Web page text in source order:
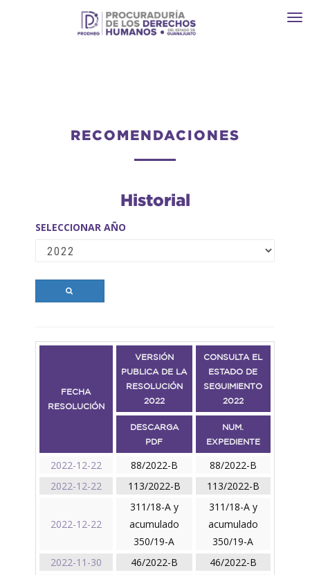
RECOMENDACIONES
Historial
SELECCIONAR AÑO
FECHA
RESOLUCIÓN
VERSIÓN
PUBLICA DE LA
RESOLUCIÓN
2022
CONSULTA EL
ESTADO DE
SEGUIMIENTO
2022
DESCARGA
PDF
NUM.
EXPEDIENTE
2022-12-22 88/2022-B
88/2022-B
2022-12-22
113/2022-B 113/2022-B
2022-12-22
311/18-A y
acumulado
350/19-A
311/18-A y
acumulado
350/19-A
2022-11-30
46/2022-B
46/2022-B